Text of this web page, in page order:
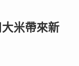
米帶來新